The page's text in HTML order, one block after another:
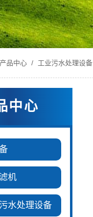
产品中心 / 工业污水处理设备
中心
机
水处理设备